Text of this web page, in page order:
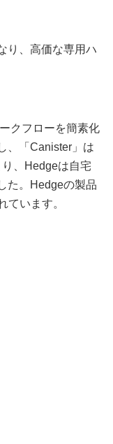
り、高価な専用ハ
クフローを簡素化
、「Canister」は
、Hedgeは自宅
た。Hedgeの製品
ています。